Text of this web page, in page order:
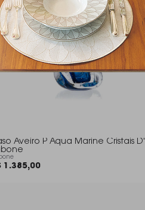
Aveiro P Aqua Marine Cristais D'
1.385,00